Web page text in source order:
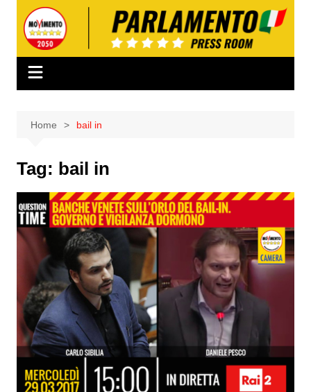
contenuto
Home bail in
Tag: bail in